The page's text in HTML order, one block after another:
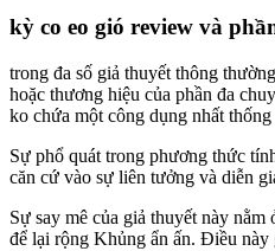
kỳ co eo gió review và
trong đa số giả thuyết thông
hoặc thương hiệu của phần đa
ko chứa một công dụng nhất thống
Sự phổ quát trong phương thức
căn cứ vào sự liên tưởng và diễn
Sự say mê của giả thuyết này
để lại rộng Khủng ẩn ấn. Điều này